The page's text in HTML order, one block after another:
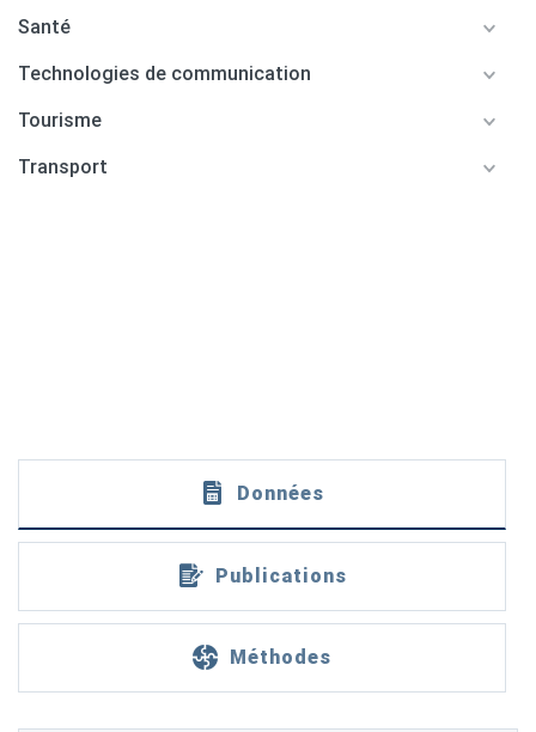
Santé
Technologies de communication
Tourisme
Transport
Données
Publications
Méthodes